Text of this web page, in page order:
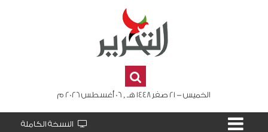
الخميس - 21 صفر 1448 هـ , 06 أغسطس 2026 م
النسخة الكاملة